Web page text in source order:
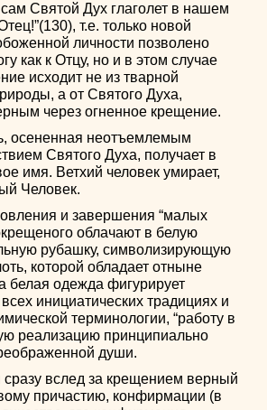
Святой Дух глаголет в нашем
т.е. только новой
личности позволено
как к Отцу, но и в этом случае
исходит не из тварной
а от Святого Духа,
через огненное крещение.
осененная неотъемлемым
Святого Духа, получает в
имя. Ветхий человек умирает,
Человек.
и завершения “малых
облачают в белую
рубашку, символизирующую
которой обладает отныне
белая одежда фигурирует
инициатических традициях и
терминологии, “работу в
реализацию принципиально
души.
вслед за крещением верный
причастию, конфирмации (в